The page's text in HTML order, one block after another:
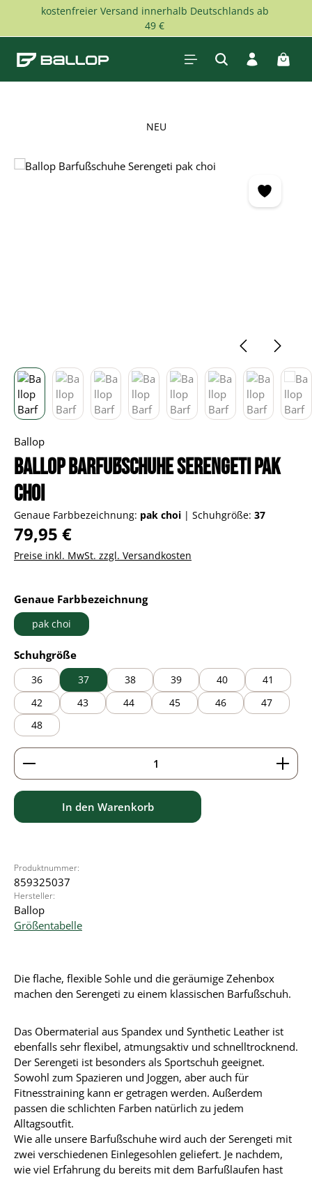
Zum Hauptinhalt springen
kostenfreier Versand innerhalb Deutschlands ab
49 €
NEU
Bildergalerie überspringen
Ballop
Ballop Barfußschuhe Serengeti pak
choi
Genaue Farbbezeichnung: pak choi | Schuhgröße: 37
Regulärer Preis:
79,95 €
Preise inkl. MwSt. zzgl. Versandkosten
Genaue Farbbezeichnungauswählen
pak choi
Schuhgrößeauswählen
36 37 38 39 40
41
42
43 44 45 46
47
48
Produkt Anzahl: Gib den gewünschten Wert ein
In den Warenkorb
Produktnummer:
859325037
Hersteller:
Ballop
Größentabelle
Die flache, flexible Sohle und die geräumige Zehenbox
machen den Serengeti zu einem klassischen Barfußschuh.
Das Obermaterial aus Spandex und Synthetic Leather ist
ebenfalls sehr flexibel, atmungsaktiv und schnelltrocknend.
Der Serengeti ist besonders als Sportschuh geeignet.
Sowohl zum Spazieren und Joggen, aber auch für
Fitnesstraining kann er getragen werden. Außerdem
passen die schlichten Farben natürlich zu jedem
Alltagsoutfit.
Wie alle unsere Barfußschuhe wird auch der Serengeti mit
zwei verschiedenen Einlegesohlen geliefert. Je nachdem,
wie viel Erfahrung du bereits mit dem Barfußlaufen hast